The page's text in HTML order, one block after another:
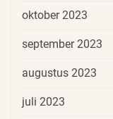
oktober 2023
september 2023
augustus 2023
juli 2023